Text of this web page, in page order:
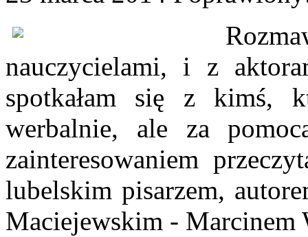
nauczycielami, i z
spotkałam się z kimś,
werbalnie, ale za
zainteresowaniem
lubelskim pisarzem,
Maciejewskim - Marcinem